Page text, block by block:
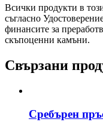
Всички продукти в
съгласно
финансите за
скъпоценни камъни.
Свързани
Сребърен